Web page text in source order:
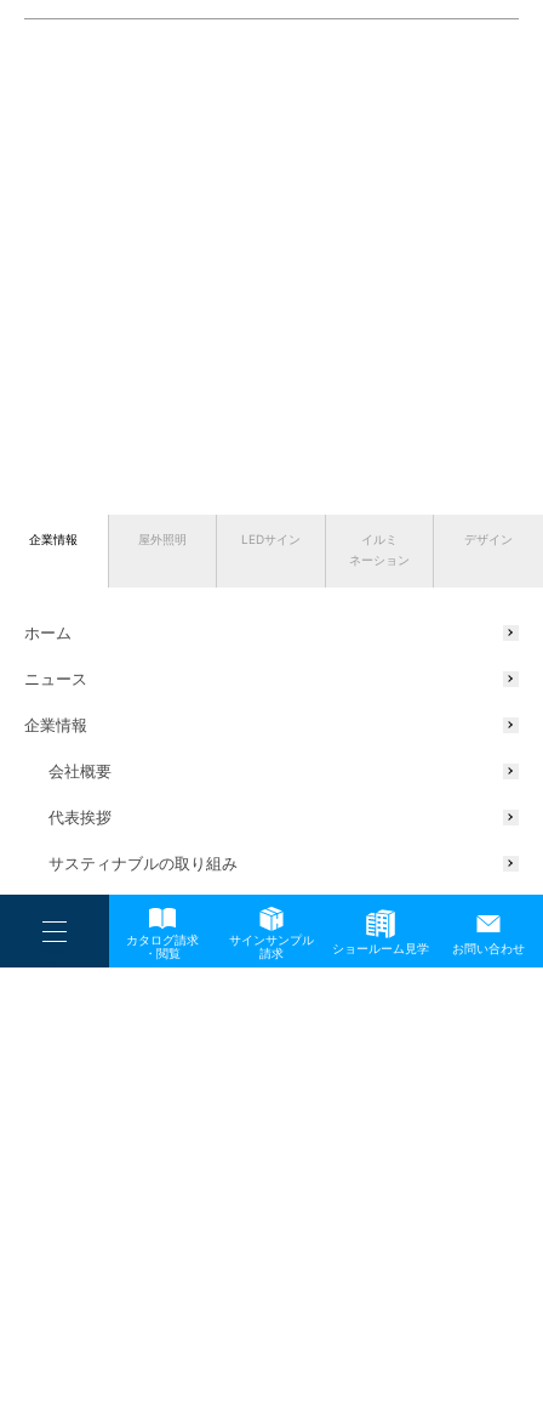
----
----
-
カタログ請求
・閲覧
サインサンプル
請求
ショールーム見学 お問い合わせ
企業情報 屋外照明 LEDサイン
イルミ
ネーション
デザイン
ホーム
ニュース
企業情報
会社概要
代表挨拶
サスティナブルの取り組み
一般事業主行動計画